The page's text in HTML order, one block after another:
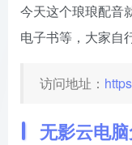
今天这个琅琅配音
电子书等，大家自
访问地址：
无影云电